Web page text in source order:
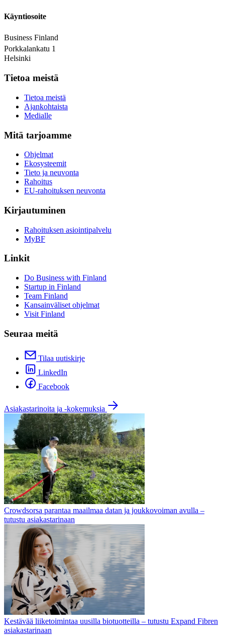
Käyntiosoite
Business Finland
Porkkalankatu 1
Helsinki
Tietoa meistä
Tietoa meistä
Ajankohtaista
Medialle
Mitä tarjoamme
Ohjelmat
Ekosysteemit
Tieto ja neuvonta
Rahoitus
EU-rahoituksen neuvonta
Kirjautuminen
Rahoituksen asiointipalvelu
MyBF
Linkit
Do Business with Finland
Startup in Finland
Team Finland
Kansainväliset ohjelmat
Visit Finland
Seuraa meitä
Tilaa uutiskirje
LinkedIn
Facebook
Asiakastarinoita ja -kokemuksia
Crowdsorsa parantaa maailmaa datan ja joukkovoiman avulla –
tutustu asiakastarinaan
Kestävää liiketoimintaa uusilla biotuotteilla – tutustu Expand Fibren
asiakastarinaan